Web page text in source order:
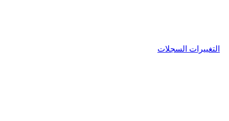
التغييرات السجلات